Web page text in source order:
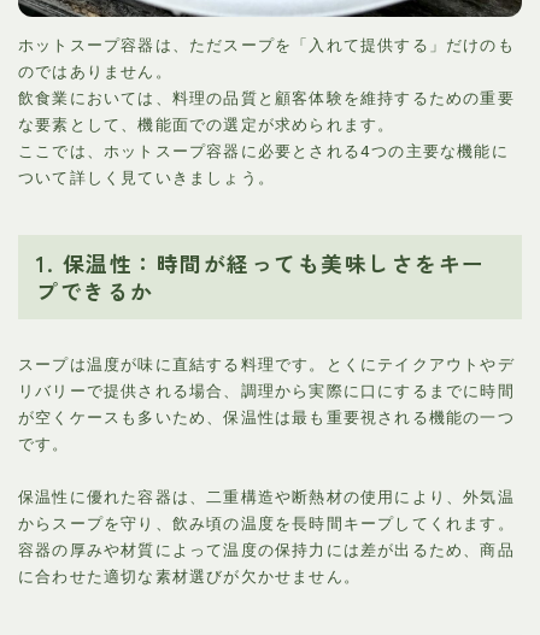
ホットスープ容器は、ただスープを「入れて提供する」だけのも
のではありません。
飲食業においては、料理の品質と顧客体験を維持するための重要
な要素として、機能面での選定が求められます。
ここでは、ホットスープ容器に必要とされる4つの主要な機能に
ついて詳しく見ていきましょう。
1. 保温性：時間が経っても美味しさをキー
プできるか
スープは温度が味に直結する料理です。とくにテイクアウトやデ
リバリーで提供される場合、調理から実際に口にするまでに時間
が空くケースも多いため、保温性は最も重要視される機能の一つ
です。
保温性に優れた容器は、二重構造や断熱材の使用により、外気温
からスープを守り、飲み頃の温度を長時間キープしてくれます。
容器の厚みや材質によって温度の保持力には差が出るため、商品
に合わせた適切な素材選びが欠かせません。